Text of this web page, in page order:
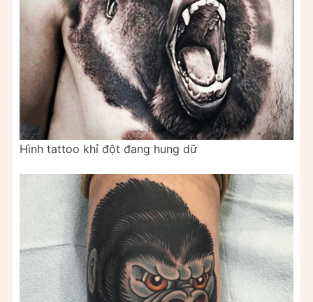
Hình tattoo khỉ đột đang hung dữ